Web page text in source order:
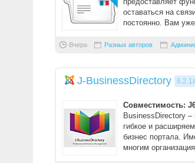
оставаться на
постоянно. Вам
Вчера Разных авторов
J-BusinessDirectory
Совместимость:
BusinessDirectory
гибкое и
бизнес портала.
многим